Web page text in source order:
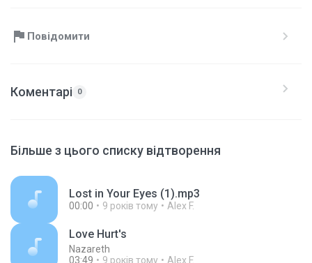
Повідомити
Коментарі 0
Більше з цього списку відтворення
Lost in Your Eyes (1).mp3
00:00 9 років тому Alex F.
Love Hurt's
Nazareth
03:49
9 років тому Alex F.